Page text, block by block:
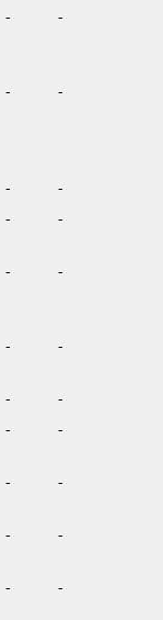
- -
- -
-
-
- -
- -
- -
-
-
- -
- -
- -
- -